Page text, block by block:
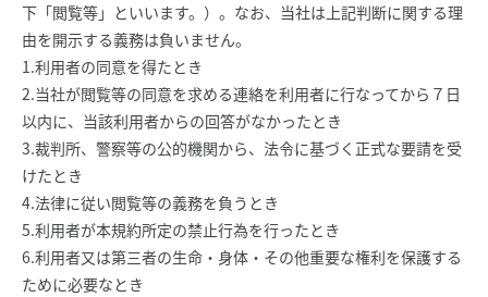
下「閲覧等」といいます。）。なお、当社は上記判断に関する理
由を開示する義務は負いません。
1.利用者の同意を得たとき
2.当社が閲覧等の同意を求める連絡を利用者に行なってから７日
以内に、当該利用者からの回答がなかったとき
3.裁判所、警察等の公的機関から、法令に基づく正式な要請を受
けたとき
4.法律に従い閲覧等の義務を負うとき
5.利用者が本規約所定の禁止行為を行ったとき
6.利用者又は第三者の生命・身体・その他重要な権利を保護する
ために必要なとき